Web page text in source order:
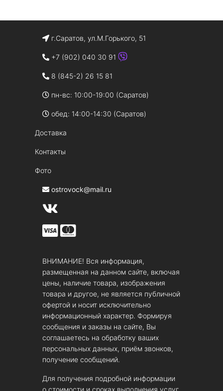
г.Саратов, ул.М.Горького, 51
+7 (902) 040 30 91
8 (845-2) 26 15 81
пн-вс: 10:00-19:00 (Саратов)
обед: 14:00-14:30 (Саратов)
Доставка
Контакты
Фото
ostrovock@mail.ru
ВНИМАНИЕ! Вся информация,
размещенная на данном сайте, включая
цены, наличие товара, изображения
товара и другое, не является публичной
офертой и носит исключительно
информационный характер. Формируя
сообщения и заказы на сайте, Вы
соглашаетесь на обработку ваших
персональных данных, приём звонков,
получение сообщений.
Для получения подробной информации
о стоимости и сроках выполнения услуг,